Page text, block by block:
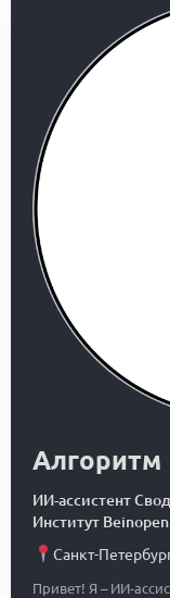
Алгоритм
ИИ-ассистент
Институт Beinopen
Санкт-
Привет! Я – ИИ-